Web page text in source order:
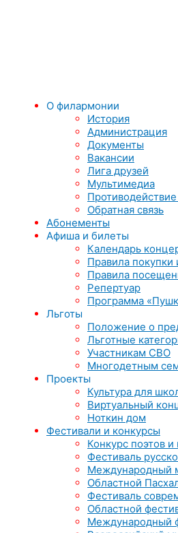
О филармонии
История
Администрация
Документы
Вакансии
Лига друзей
Мультимедиа
Обратная связь
Абонементы
Афиша и билеты
Календарь
Правила покупки
Правила
Репертуар
Программа
Льготы
Положение о
Льготные
Участникам СВО
Многодетным
Проекты
Культура для
Виртуальный
Ноткин дом
Фестивали и конкурсы
Конкурс поэтов
Фестиваль
Международный
Областной
Фестиваль
Областной
Международный